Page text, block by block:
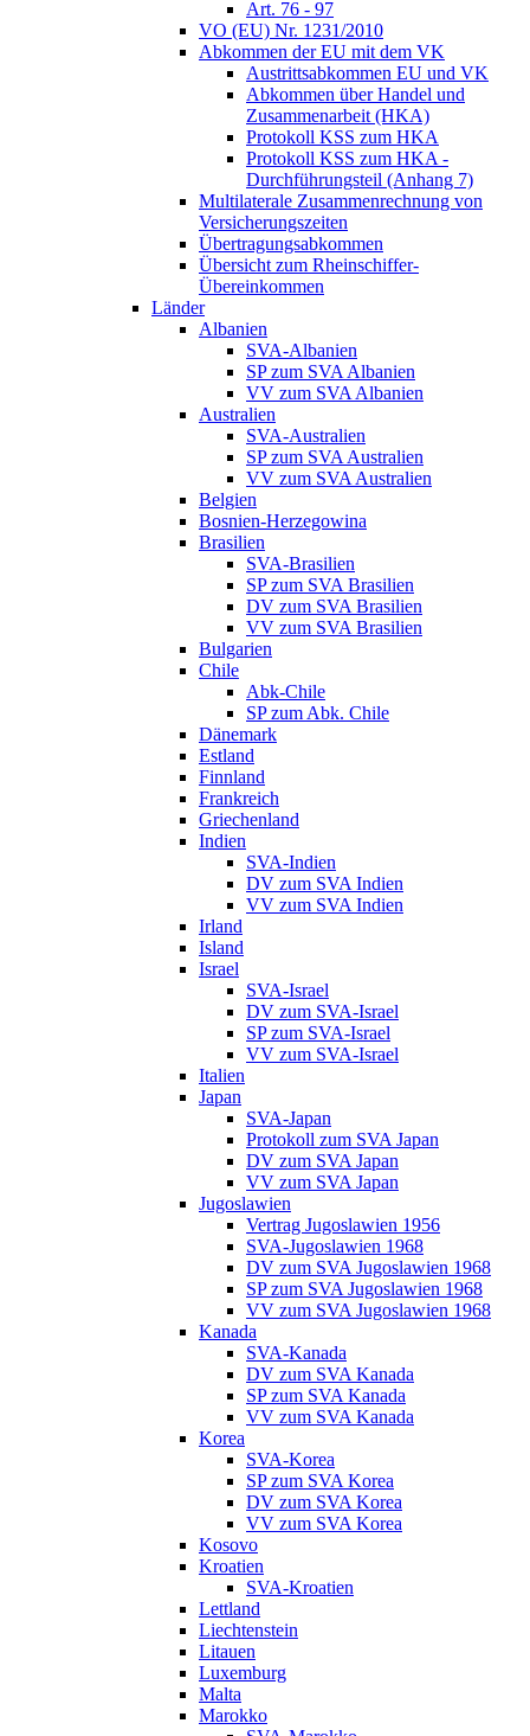
Art. 76 - 97
VO (EU) Nr. 1231/2010
Abkommen der EU mit dem VK
Austrittsabkommen EU und VK
Abkommen über Handel und
Zusammenarbeit (HKA)
Protokoll KSS zum HKA
Protokoll KSS zum HKA -
Durchführungsteil (Anhang 7)
Multilaterale Zusammenrechnung von
Versicherungszeiten
Übertragungsabkommen
Übersicht zum Rheinschiffer-
Übereinkommen
Länder
Albanien
SVA-Albanien
SP zum SVA Albanien
VV zum SVA Albanien
Australien
SVA-Australien
SP zum SVA Australien
VV zum SVA Australien
Belgien
Bosnien-Herzegowina
Brasilien
SVA-Brasilien
SP zum SVA Brasilien
DV zum SVA Brasilien
VV zum SVA Brasilien
Bulgarien
Chile
Abk-Chile
SP zum Abk. Chile
Dänemark
Estland
Finnland
Frankreich
Griechenland
Indien
SVA-Indien
DV zum SVA Indien
VV zum SVA Indien
Irland
Island
Israel
SVA-Israel
DV zum SVA-Israel
SP zum SVA-Israel
VV zum SVA-Israel
Italien
Japan
SVA-Japan
Protokoll zum SVA Japan
DV zum SVA Japan
VV zum SVA Japan
Jugoslawien
Vertrag Jugoslawien 1956
SVA-Jugoslawien 1968
DV zum SVA Jugoslawien 1968
SP zum SVA Jugoslawien 1968
VV zum SVA Jugoslawien 1968
Kanada
SVA-Kanada
DV zum SVA Kanada
SP zum SVA Kanada
VV zum SVA Kanada
Korea
SVA-Korea
SP zum SVA Korea
DV zum SVA Korea
VV zum SVA Korea
Kosovo
Kroatien
SVA-Kroatien
Lettland
Liechtenstein
Litauen
Luxemburg
Malta
Marokko